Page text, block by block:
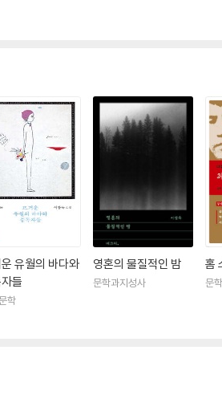
유월의 바다와
들
학
영혼의 물질적인 밤
문학과지성사
홈
문